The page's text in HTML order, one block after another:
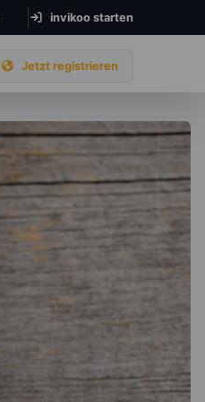
invikoo starten
Jetzt registrieren